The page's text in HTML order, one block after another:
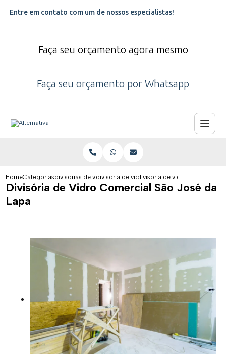
Entre em contato com um de nossos especialistas!
Faça seu orçamento agora mesmo
Faça seu orçamento por Whatsapp
HomeCategoriasdivisorias de vidrodivisoria de vidro para clinica odontologica
divisoria de vidro comercial
Divisória de Vidro Comercial São José da
Lapa